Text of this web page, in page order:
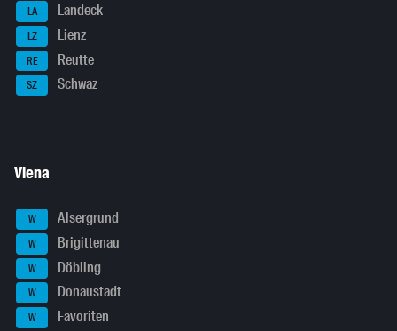
LA Landeck
LZ Lienz
RE Reutte
SZ Schwaz
Viena
W Alsergrund
W Brigittenau
W Döbling
W Donaustadt
W Favoriten